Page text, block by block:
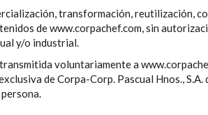
transformación, reutilización,
de www.corpachef.com, sin
y/o industrial.
voluntariamente a
de Corpa-Corp. Pascual Hnos.,